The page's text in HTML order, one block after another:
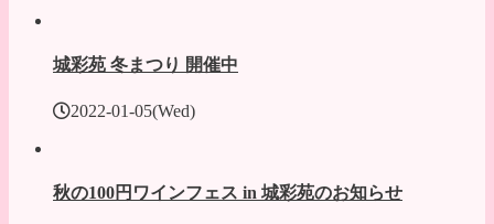
城彩苑 冬まつり 開催中
2022-01-05(Wed)
秋の100円ワインフェス in 城彩苑のお知らせ